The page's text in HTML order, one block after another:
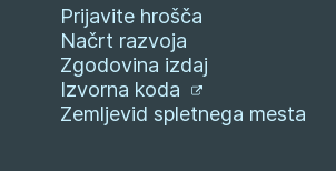
Prijavite hrošča
Načrt razvoja
Zgodovina izdaj
Izvorna koda
Zemljevid spletnega mesta